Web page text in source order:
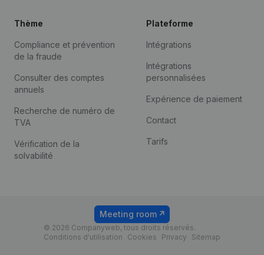
Thème
Compliance et prévention
de la fraude
Consulter des comptes
annuels
Recherche de numéro de
TVA
Vérification de la
solvabilité
Plateforme
Intégrations
Intégrations
personnalisées
Expérience de paiement
Contact
Tarifs
© 2026 Companyweb, tous droits réservés.
Conditions d'utilisation
Cookies Privacy Sitemap
Meeting room